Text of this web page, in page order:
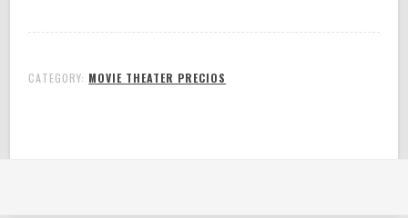
CATEGORY: MOVIE THEATER PRECIOS